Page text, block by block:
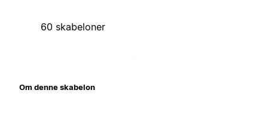
60 skabeloner
Om denne skabelon